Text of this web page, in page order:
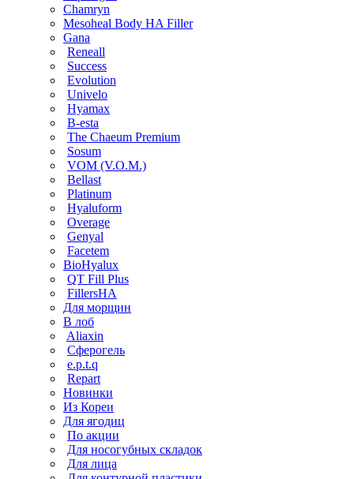
Chamryn
Mesoheal Body HA Filler
Gana
Reneall
Success
Evolution
Univelo
Hyamax
B-esta
The Chaeum Premium
Sosum
VOM (V.O.M.)
Bellast
Platinum
Hyaluform
Overage
Genyal
Facetem
BioHyalux
QT Fill Plus
FillersHA
Для морщин
В лоб
Aliaxin
Сферогель
e.p.t.q
Repart
Новинки
Из Кореи
Для ягодиц
По акции
Для носогубных складок
Для лица